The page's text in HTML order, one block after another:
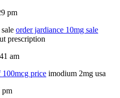
pm
order jardiance 10mg sale
prescription
am
price imodium 2mg usa
pm